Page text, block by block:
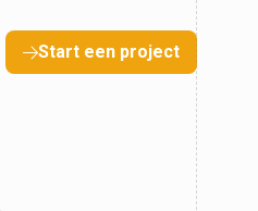
Start een project